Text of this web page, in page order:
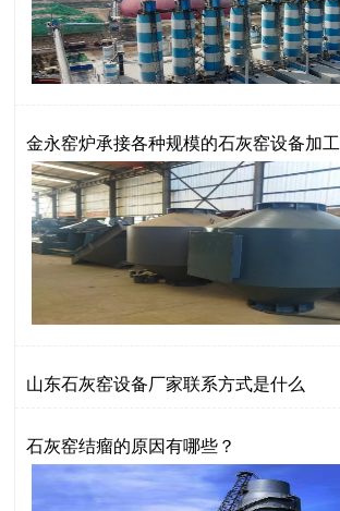
金永窑炉承接各种规模的石灰窑设备加工
山东石灰窑设备厂家联系方式是什么
石灰窑结瘤的原因有哪些？